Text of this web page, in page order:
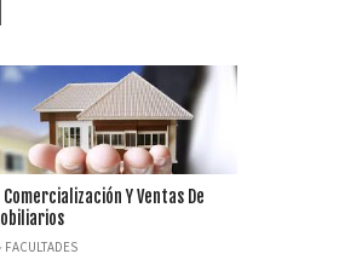
Y Ventas De
FACULTADES